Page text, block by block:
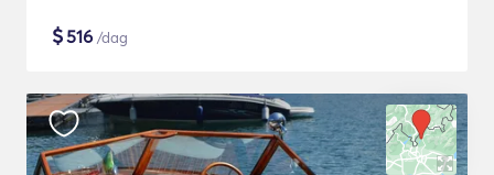
$516 /dag